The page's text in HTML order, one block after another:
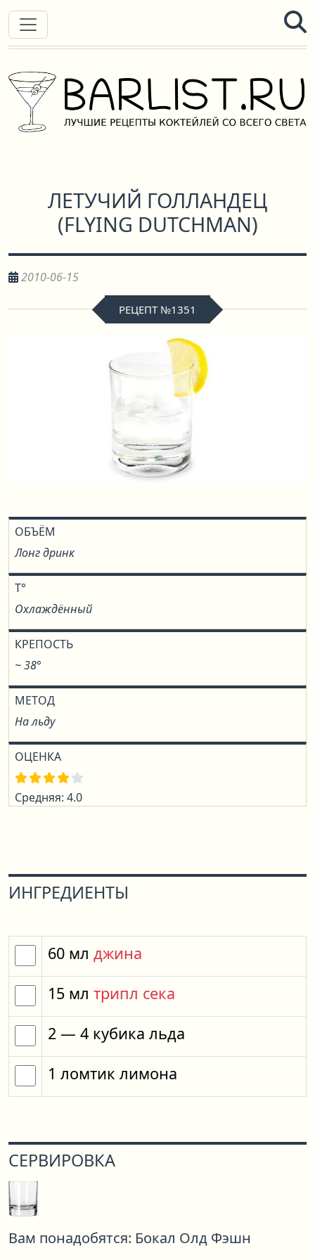
ЛЕТУЧИЙ ГОЛЛАНДЕЦ
(FLYING DUTCHMAN)
2010-06-15
РЕЦЕПТ №1351
ОБЪЁМ
Лонг дринк
T°
Охлаждённый
КРЕПОСТЬ
~ 38°
МЕТОД
На льду
ОЦЕНКА
Средняя: 4.0
ИНГРЕДИЕНТЫ
60 мл джина
15 мл трипл сека
2 — 4 кубика льда
1 ломтик лимона
СЕРВИРОВКА
Вам понадобятся: Бокал Олд Фэшн